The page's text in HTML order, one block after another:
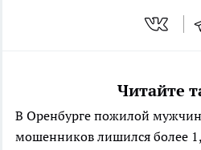
Читайте
В Оренбурге пожилой
мошенников лишился более